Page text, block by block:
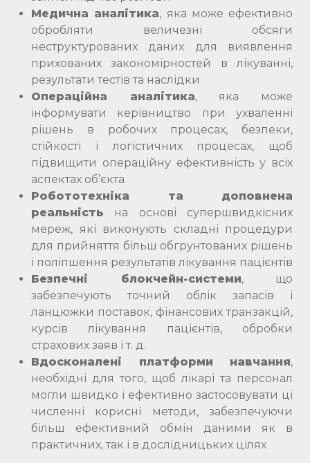
Медична аналітика, яка може ефективно
обробляти величезні обсяги
неструктурованих даних для виявлення
прихованих закономірностей в лікуванні,
результати тестів та наслідки
Операційна аналітика, яка може
інформувати керівництво при ухваленні
рішень в робочих процесах, безпеки,
стійкості і логістичних процесах, щоб
підвищити операційну ефективність у всіх
аспектах об’єкта
Робототехніка та доповнена
реальність на основі супершвидкісних
мереж, які виконують складні процедури
для прийняття більш обгрунтованих рішень
і поліпшення результатів лікування пацієнтів
Безпечні блокчейн-системи, що
забезпечують точний облік запасів і
ланцюжки поставок, фінансових транзакцій,
курсів лікування пацієнтів, обробки
страхових заяв і т. д.
Вдосконалені платформи навчання,
необхідні для того, щоб лікарі та персонал
могли швидко і ефективно застосовувати ці
численні корисні методи, забезпечуючи
більш ефективний обмін даними як в
практичних, так і в дослідницьких цілях